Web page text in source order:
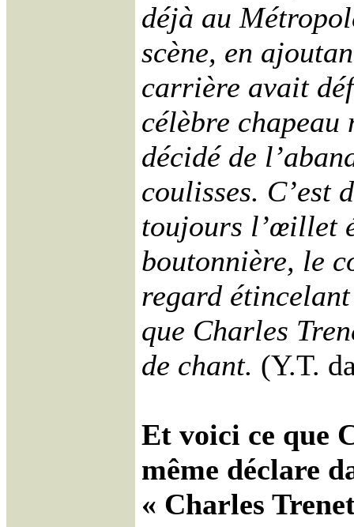
déjà au
scène, en
carrière avait
célèbre chapeau
décidé de
coulisses. C’est
toujours l’œillet
boutonnière, le
regard étincelant
que Charles
de chant. (Y.T.
Et voici ce que
même déclare
« Charles